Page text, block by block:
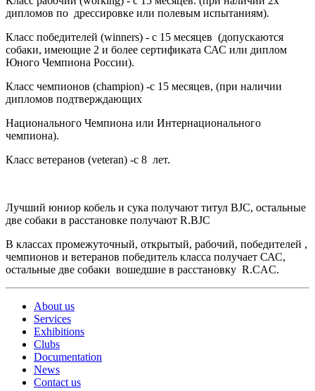
дипломов по дрессировке или полевым испытаниям).
Класс победителей (winners) - с 15 месяцев (допускаются
собаки, имеющие 2 и более сертификата САС или диплом
Юного Чемпиона России).
Класс чемпионов (champion) -с 15 месяцев, (при наличии
дипломов подтверждающих
Национального Чемпиона или Интернационального
чемпиона).
Класс ветеранов (veteran) -с 8 лет.
Лучший юниор кобель и сука получают титул BJC, остальные
две собаки в расстановке получают R.BJC
В классах промежуточный, открытый, рабочий, победителей ,
чемпионов и ветеранов победитель класса получает САС,
остальные две собаки вошедшие в расстановку R.CAC.
About us
Services
Exhibitions
Clubs
Documentation
News
Contact us